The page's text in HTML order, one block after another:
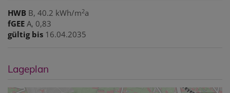
HWB B, 40.2 kWh/m2a
fGEE A, 0,83
gültig bis 16.04.2035
Lageplan